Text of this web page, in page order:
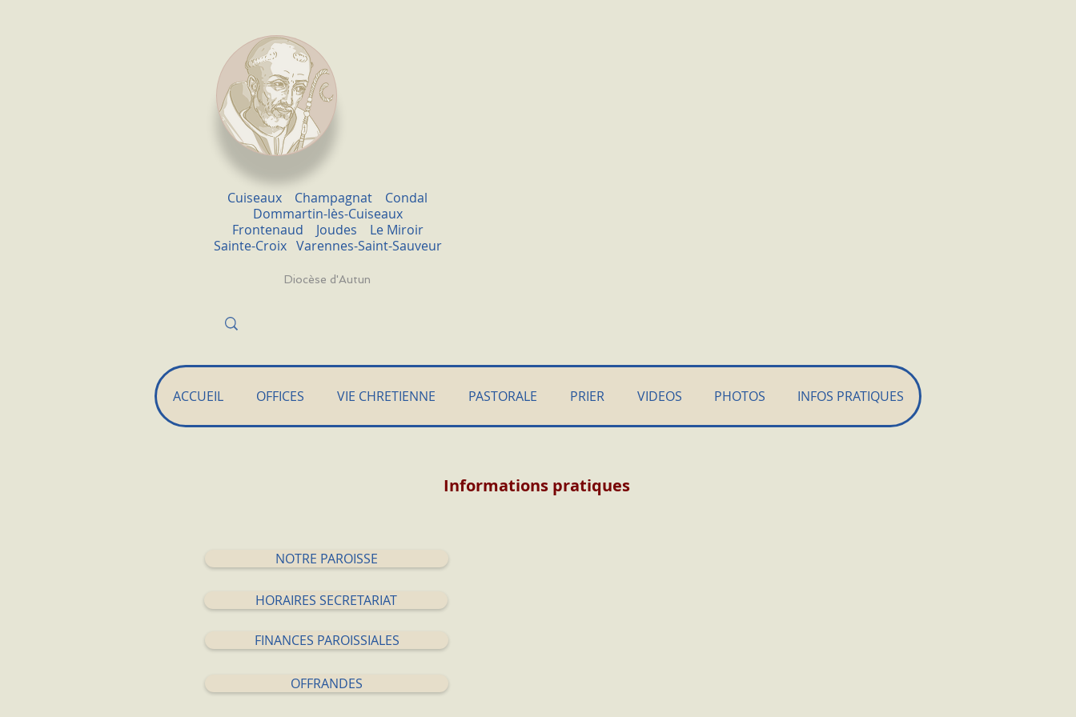
Cuiseaux Champagnat
Condal
Dommartin-lès-Cuiseaux
Frontenaud
Joudes
Le Miroir
Sainte-Croix Varennes-Saint-Sauveur
Diocèse d'Autun
ACCUEIL OFFICES VIE CHRETIENNE PASTORALE PRIER VIDEOS PHOTOS INFOS PRATIQUES
Informations pratiques
NOTRE PAROISSE
HORAIRES SECRETARIAT
FINANCES PAROISSIALES
OFFRANDES